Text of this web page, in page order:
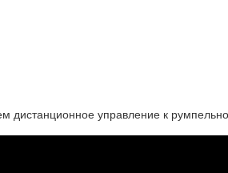
дистанционное управление к